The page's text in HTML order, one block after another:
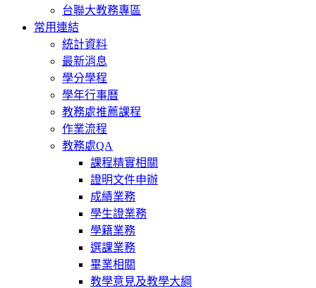
台聯大教務專區
常用連結
統計資料
最新消息
學分學程
學年行事曆
教務處推薦課程
作業流程
教務處QA
課程精實相關
證明文件申辦
成績業務
學生證業務
學籍業務
選課業務
畢業相關
教學意見及教學大綱